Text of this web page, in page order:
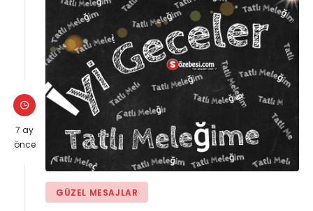
7 ay
önce
GÜZEL MESAJLAR